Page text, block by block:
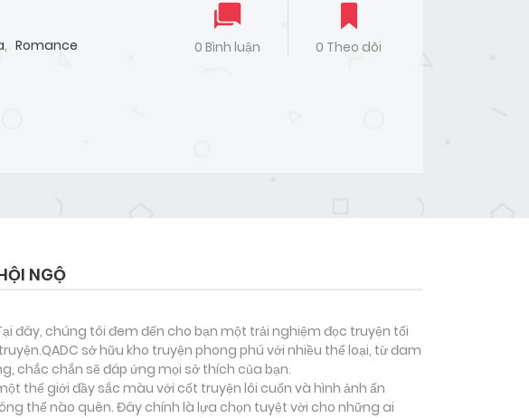
, Romance 0 Bình luận 0 Theo dõi
NGỘ
đây, chúng tôi đem đến cho bạn một trải nghiệm đọc truyện tối
sở hữu kho truyện phong phú với nhiều thể loại, từ đam
chắc chắn sẽ đáp ứng mọi sở thích của bạn.
thế giới đầy sắc màu với cốt truyện lôi cuốn và hình ảnh ấn
thể nào quên. Đây chính là lựa chọn tuyệt vời cho những ai